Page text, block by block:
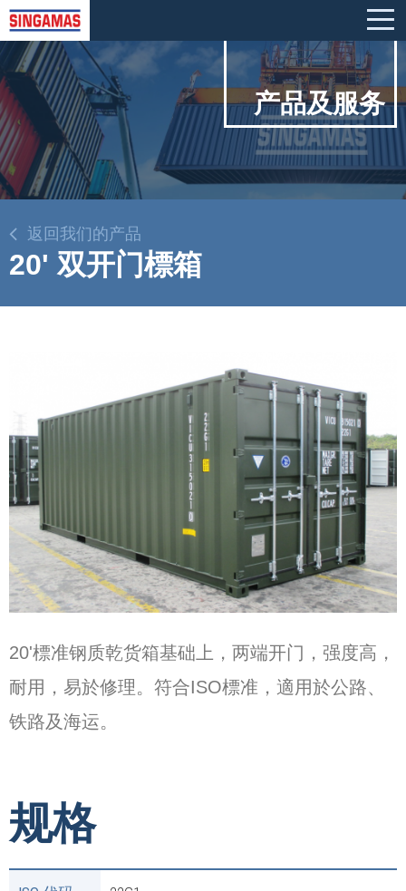
产品及服务
返回我们的产品
20' 双开门標箱
20'標准钢质乾货箱基础上，两端开门，强度高，
耐用，易於修理。符合ISO標准，適用於公路、
铁路及海运。
规格